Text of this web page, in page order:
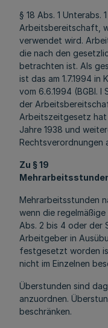
§ 18 Abs. 1
Arbeitsbereitschaft,
verwendet wird.
die nach den
betrachten ist. Als
ist das am 1.7.1994
vom 6.6.1994 (BGBl. I
der
Arbeitszeitgesetz
Jahre 1938 und
Rechtsverordnungen
Zu § 19
Mehrarbeitsstunden
wenn die
Abs. 2 bis 4 oder der
Arbeitgeber in
festgesetzt worden
nicht im Einzelnen
Überstunden sind
anzuordnen.
beschränken.